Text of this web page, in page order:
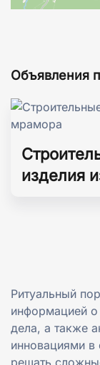
Объявления
изделия
Ритуальный
информацией
дела, а также
инновациями в
решать